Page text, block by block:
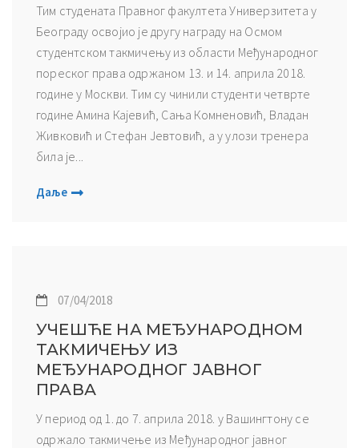
Тим студената Правног факултета Универзитета у
Београду освојио је другу награду на Осмом
студентском такмичењу из области Међународног
пореског права одржаном 13. и 14. априла 2018.
године у Москви. Тим су чинили студенти четврте
године Амина Кајевић, Сања Комненовић, Владан
Живковић и Стефан Јевтовић, а у улози тренера
била је...
Даље
07/04/2018
УЧЕШЋЕ НА МЕЂУНАРОДНОМ
ТАКМИЧЕЊУ ИЗ
МЕЂУНАРОДНОГ ЈАВНОГ
ПРАВА
У период од 1. до 7. aприла 2018. у Вашингтону се
одржало такмичење из Међународног јавног